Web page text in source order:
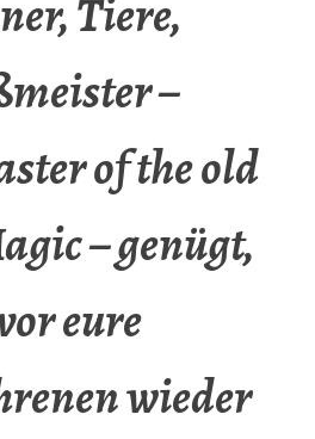
Tiere,
–
of the old
– genügt,
eure
wieder